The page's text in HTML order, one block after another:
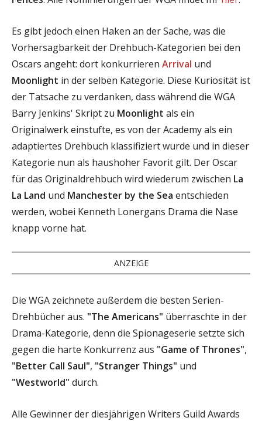
Es gibt jedoch einen Haken an der Sache, was die
Vorhersagbarkeit der Drehbuch-Kategorien bei den
Oscars angeht: dort konkurrieren Arrival und
Moonlight in der selben Kategorie. Diese Kuriosität ist
der Tatsache zu verdanken, dass während die WGA
Barry Jenkins' Skript zu Moonlight als ein
Originalwerk einstufte, es von der Academy als ein
adaptiertes Drehbuch klassifiziert wurde und in dieser
Kategorie nun als haushoher Favorit gilt. Der Oscar
für das Originaldrehbuch wird wiederum zwischen La
La Land und Manchester by the Sea entschieden
werden, wobei Kenneth Lonergans Drama die Nase
knapp vorne hat.
ANZEIGE
Die WGA zeichnete außerdem die besten Serien-
Drehbücher aus. "The Americans" überraschte in der
Drama-Kategorie, denn die Spionageserie setzte sich
gegen die harte Konkurrenz aus "Game of Thrones",
"Better Call Saul", "Stranger Things" und
"Westworld" durch.
Alle Gewinner der diesjährigen Writers Guild Awards